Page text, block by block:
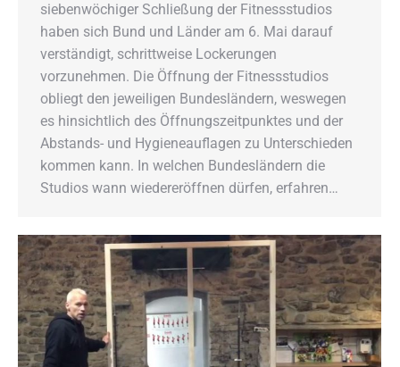
siebenwöchiger Schließung der Fitnessstudios
haben sich Bund und Länder am 6. Mai darauf
verständigt, schrittweise Lockerungen
vorzunehmen. Die Öffnung der Fitnessstudios
obliegt den jeweiligen Bundesländern, weswegen
es hinsichtlich des Öffnungszeitpunktes und der
Abstands- und Hygieneauflagen zu Unterschieden
kommen kann. In welchen Bundesländern die
Studios wann wiedereröffnen dürfen, erfahren…